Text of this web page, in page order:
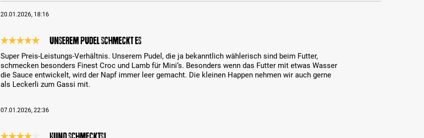
20.01.2026, 18:16
Unserem Pudel schmeckt es
Super Preis-Leistungs-Verhältnis. Unserem Pudel, die ja bekanntlich wählerisch sind beim Futter,
schmecken besonders Finest Croc und Lamb für Mini‘s. Besonders wenn das Futter mit etwas Wasser
die Sauce entwickelt, wird der Napf immer leer gemacht. Die kleinen Happen nehmen wir auch gerne
als Leckerli zum Gassi mit.
07.01.2026, 22:36